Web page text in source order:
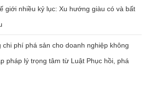
giới nhiều kỷ lục: Xu hướng giàu có và bất
phí phá sản cho doanh nghiệp không
pháp lý trọng tâm từ Luật Phục hồi, phá